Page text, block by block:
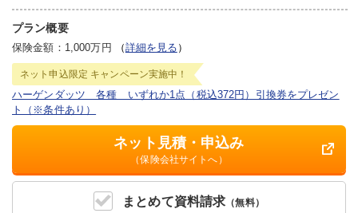
まとめて資料請求 （無料）
ネット見積・申込み
（保険会社サイトへ）
プラン概要
保険金額：1,000万円 （詳細を見る ）
ネット申込限定 キャンペーン実施中！
ハーゲンダッツ 各種 いずれか1点（税込372円）引換券をプレゼン
ト（※条件あり）